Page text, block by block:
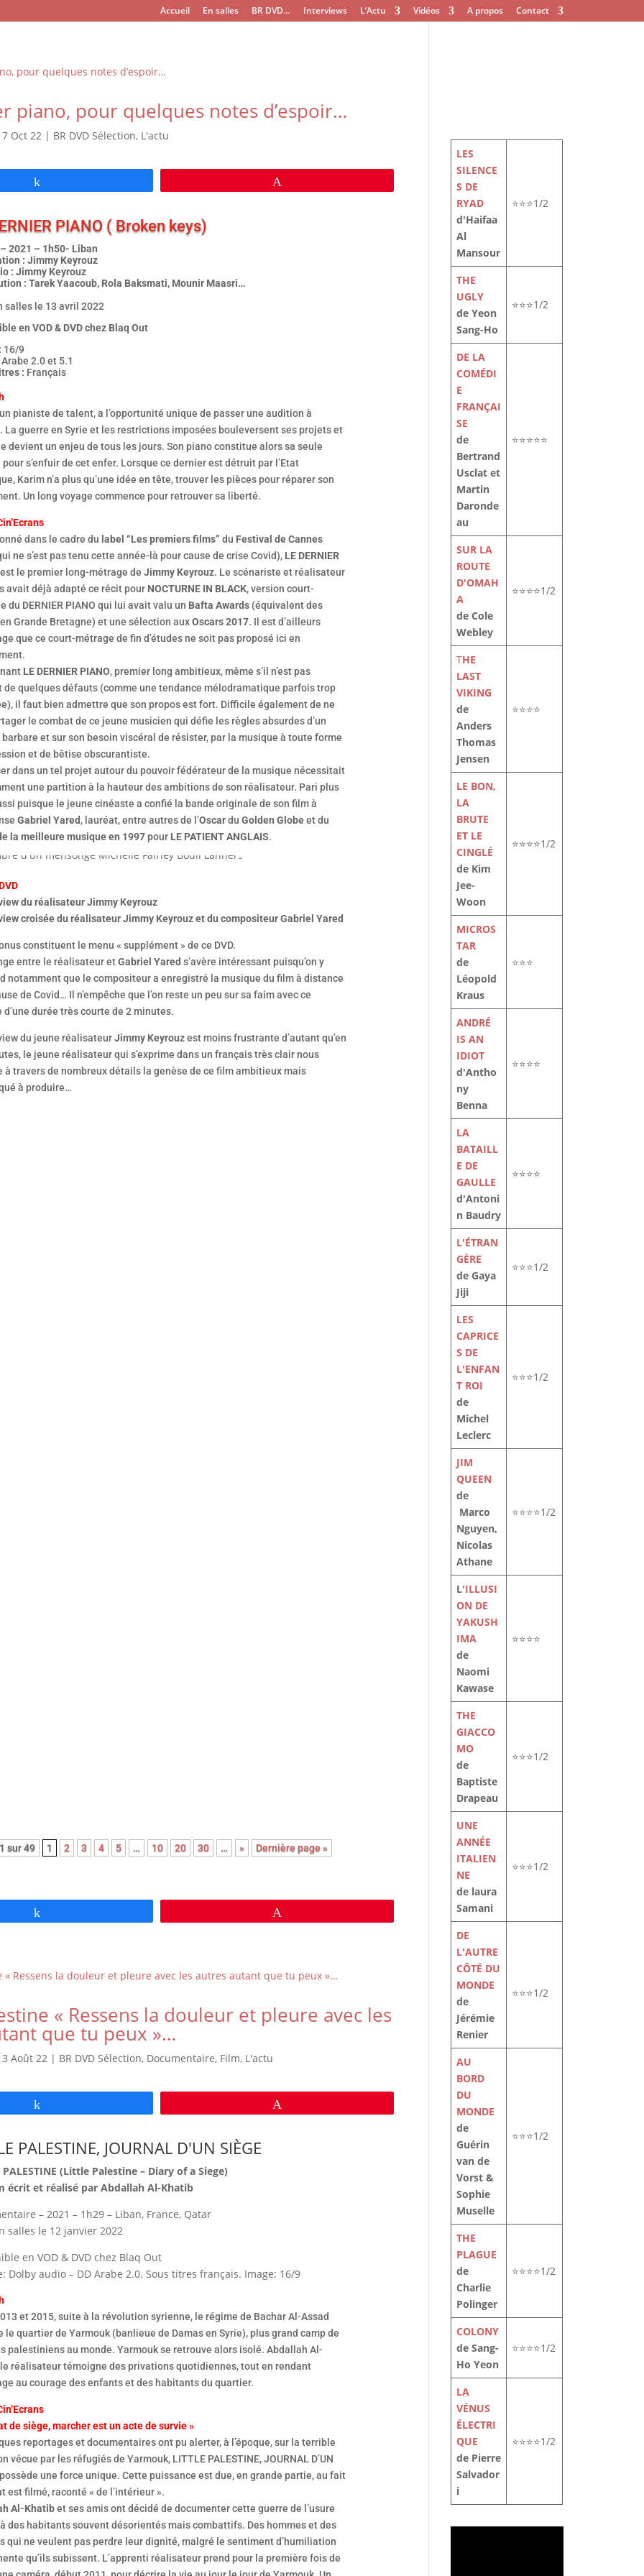
Accueil En salles BR DVD… Interviews L’Actu Vidéos A propos Contact
piano, pour quelques notes d’espoir…
7 Oct 22| BR DVD Sélection, L'actu
PIANO ( Broken keys)
2021 – 1h50- Liban
: Jimmy Keyrouz
: Jimmy Keyrouz
: Tarek Yaacoub, Rola Baksmati, Mounir Maasri…
salles le 13 avril 2022
en VOD & DVD chez Blaq Out
16/9
Arabe 2.0 et 5.1
: Français
pianiste de talent, a l’opportunité unique de passer une audition à
La guerre en Syrie et les restrictions imposées bouleversent ses projets et
devient un enjeu de tous les jours. Son piano constitue alors sa seule
pour s’enfuir de cet enfer. Lorsque ce dernier est détruit par l’Etat
Karim n’a plus qu’une idée en tête, trouver les pièces pour réparer son
Un long voyage commence pour retrouver sa liberté.
dans le cadre du label “Les premiers films” du Festival de Cannes
ne s’est pas tenu cette année-là pour cause de crise Covid), LE DERNIER
est le premier long-métrage de Jimmy Keyrouz. Le scénariste et réalisateur
avait déjà adapté ce récit pour NOCTURNE IN BLACK, version court-
du DERNIER PIANO qui lui avait valu un Bafta Awards (équivalent des
Grande Bretagne) et une sélection auxOscars 2017. Il est d’ailleurs
que ce court-métrage de fin d’études ne soit pas proposé ici en
LE DERNIER PIANO, premier long ambitieux, même s’il n’est pas
de quelques défauts (comme une tendance mélodramatique parfois trop
il faut bien admettre que son propos est fort. Difficile également de ne
le combat de ce jeune musicien qui défie les règles absurdes d’un
et sur son besoin viscéral de résister, par la musique à toute forme
et de bêtise obscurantiste.
dans un tel projet autour du pouvoir fédérateur de la musique nécessitait
une partition à la hauteur des ambitions de son réalisateur. Pari plus
puisque le jeune cinéaste a confié la bande originale de son film à
Gabriel Yared , lauréat, entre autres de l’Oscardu Golden Globeet du
la meilleure musique en 1997pour LE PATIENT ANGLAIS.
du réalisateur Jimmy Keyrouz
croisée du réalisateur Jimmy Keyrouz et du compositeur Gabriel Yared
constituent le menu « supplément » de ce DVD.
entre le réalisateur etGabriel Yared s’avère intéressant puisqu’on y
notamment que le compositeur a enregistré la musique du film à distance
de Covid… Il n’empêche que l’on reste un peu sur sa faim avec ce
d’une durée très courte de 2 minutes.
du jeune réalisateurJimmy Keyrouzest moins frustrante d’autant qu’en
le jeune réalisateur qui s’exprime dans un français très clair nous
à travers de nombreux détails la genèse de ce film ambitieux mais
à produire…
sur 49 1 2 3 4 5 … 10 20 30 … » Dernière page »
« Ressens la douleur et pleure avec les
que tu peux »…
3 Août 22 | BR DVD Sélection, Documentaire, Film, L'actu
PALESTINE, JOURNAL D'UN SIÈGE
PALESTINE (Little Palestine – Diary of a Siege)
écrit et réalisé par Abdallah Al-Khatib
– 2021 – 1h29 – Liban, France, Qatar
salles le 12 janvier 2022
en VOD & DVD chez Blaq Out
Dolby audio – DD Arabe 2.0. Sous titres français. Image: 16/9
et 2015, suite à la révolution syrienne, le régime de Bachar Al-Assad
le quartier de Yarmouk (banlieue de Damas en Syrie), plus grand camp de
palestiniens au monde. Yarmouk se retrouve alors isolé. Abdallah Al-
réalisateur témoigne des privations quotidiennes, tout en rendant
au courage des enfants et des habitants du quartier.
de siège, marcher est un acte de survie »
reportages et documentaires ont pu alerter, à l’époque, sur la terrible
vécue par les réfugiés de Yarmouk, LITTLE PALESTINE, JOURNAL D’UN
possède une force unique. Cette puissance est due, en grande partie, au fait
est filmé, raconté « de l’intérieur ».
Al-Khatibet ses amis ont décidé de documenter cette guerre de l’usure
des habitants souvent désorientés mais combattifs. Des hommes et des
qui ne veulent pas perdre leur dignité, malgré le sentiment d’humiliation
qu’ils subissent. L’apprenti réalisateur prend pour la première fois de
LES
SILENCE
S DE
RYAD
d'Haifaa
Al
Mansour
⭐⭐⭐1/2
THE
UGLY
de Yeon
Sang-Ho
⭐⭐⭐1/2
DE LA
COMÉDI
E
FRANÇAI
SE
de
Bertrand
Usclat et
Martin
Daronde
au
⭐⭐⭐⭐⭐
SUR LA
ROUTE
D'OMAH
A
de Cole
Webley
⭐⭐⭐⭐1/2
THE
LAST
VIKING
de
Anders
Thomas
Jensen
⭐⭐⭐⭐
LE BON,
LA
BRUTE
ET LE
CINGLÉ
de Kim
Jee-
Woon
⭐⭐⭐⭐1/2
MICROS
TAR
de
Léopold
Kraus
⭐⭐⭐
ANDRÉ
IS AN
IDIOT
d'Antho
ny
Benna
⭐⭐⭐⭐
LA
BATAILL
E DE
GAULLE
d'Antoni
n Baudry
⭐⭐⭐⭐
L'ÉTRAN
GÈRE
de Gaya
Jiji
⭐⭐⭐1/2
LES
CAPRICE
S DE
L'ENFAN
T ROI
de
Michel
Leclerc
⭐⭐⭐1/2
JIM
QUEEN
de
Marco
Nguyen,
Nicolas
Athane
⭐⭐⭐⭐1/2
L'ILLUSI
ON DE
YAKUSH
IMA
de
Naomi
Kawase
⭐⭐⭐⭐
THE
GIACCO
MO
de
Baptiste
Drapeau
⭐⭐⭐1/2
UNE
ANNÉE
ITALIEN
NE
de laura
Samani
⭐⭐⭐1/2
DE
L'AUTRE
CÔTÉ DU
MONDE
de
Jérémie
Renier
⭐⭐⭐1/2
AU
BORD
DU
MONDE
de
Guérin
van de
Vorst &
Sophie
Muselle
⭐⭐⭐1/2
THE
PLAGUE
de
Charlie
Polinger
⭐⭐⭐⭐1/2
COLONY
de Sang-
Ho Yeon
⭐⭐⭐⭐1/2
LA
VÉNUS
ÉLECTRI
QUE
de Pierre
Salvador
i
⭐⭐⭐⭐1/2